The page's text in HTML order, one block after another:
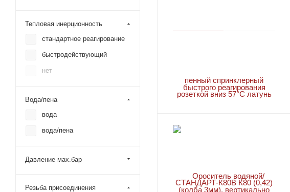
TY3531 (RFII)
TY3532 (RFII)
TY3551 (RFII)
TY3631
TY365
TY3651
TY4151
Тепловая инерционность
стандартное реагирование
быстродействующий
нет
Вода/пена
вода
вода/пена
Давление мах.бар
Резьба присоединения